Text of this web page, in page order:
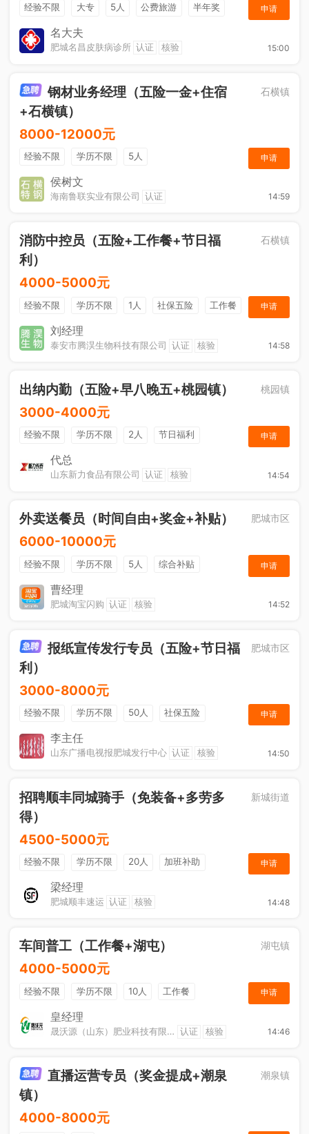
经验不限 大专 5人 公费旅游
半年奖
奖金
综合补贴
申请
名大夫
肥城名昌皮肤病诊所 认证 核验 15:00
钢材业务经理（五险一金+住宿
+石横镇）
石横镇
8000-12000元
经验不限 学历不限 5人 申请
侯树文
海南鲁联实业有限公司 认证 14:59
消防中控员（五险+工作餐+节日福
利）
石横镇
4000-5000元
经验不限 学历不限 1人 社保五险
工作餐
节日福利
申请
刘经理
泰安市腾淏生物科技有限公司 认证 核验 14:58
出纳内勤（五险+早八晚五+桃园镇） 桃园镇
3000-4000元
经验不限 学历不限 2人
节日福利
社保五险
工作餐
申请
代总
山东新力食品有限公司 认证 核验 14:54
外卖送餐员（时间自由+奖金+补贴） 肥城市区
6000-10000元
经验不限 学历不限 5人
综合补贴
奖励计划
加班补助
申请
曹经理
肥城淘宝闪购 认证 核验 14:52
报纸宣传发行专员（五险+节日福
利）
肥城市区
3000-8000元
经验不限 学历不限 50人
社保五险
节日福利
销售奖金
申请
李主任
山东广播电视报肥城发行中心 认证 核验 14:50
招聘顺丰同城骑手（免装备+多劳多
得）
新城街道
4500-5000元
经验不限 学历不限 20人
加班补助
综合补贴
奖励计划
申请
梁经理
肥城顺丰速运 认证 核验 14:48
车间普工（工作餐+湖屯） 湖屯镇
4000-5000元
经验不限 学历不限 10人
工作餐
奖励计划
节日福利
申请
皇经理
晟沃源（山东）肥业科技有限公司 认证 核验 14:46
直播运营专员（奖金提成+潮泉
镇）
潮泉镇
4000-8000元